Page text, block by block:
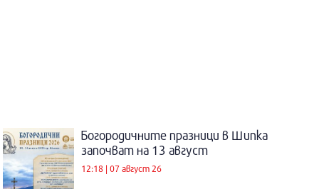
Богородичните празници в Шипка
започват на 13 август
12:18 | 07 август 26